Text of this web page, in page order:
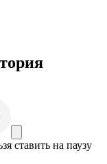
ставить на паузу